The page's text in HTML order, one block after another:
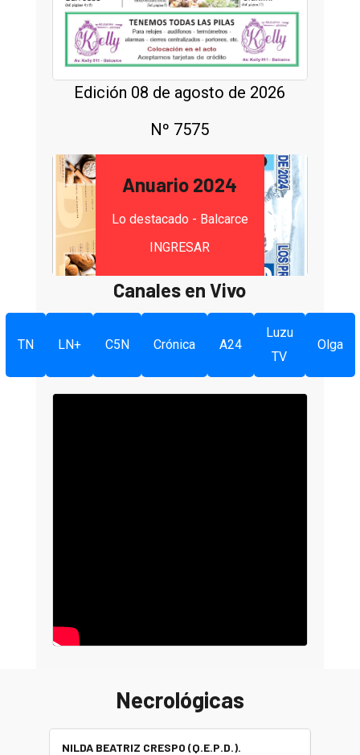
Edición 08 de agosto de 2026
Nº 7575
Anuario 2024
Lo destacado - Balcarce
INGRESAR
Canales en Vivo
TN LN+ C5N Crónica A24
Luzu
TV
Olga
Necrológicas
NILDA BEATRIZ CRESPO (Q.E.P.D.).